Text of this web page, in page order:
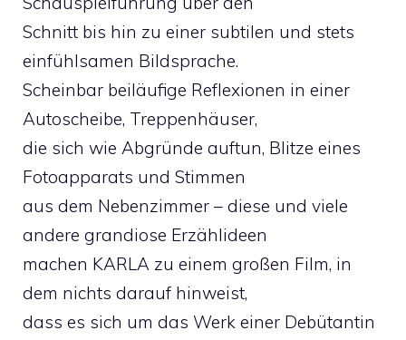
Schnitt bis hin zu einer subtilen und stets
einfühlsamen Bildsprache.
Scheinbar beiläufige Reflexionen in einer
Autoscheibe, Treppenhäuser,
die sich wie Abgründe auftun, Blitze eines
Fotoapparats und Stimmen
aus dem Nebenzimmer – diese und viele
andere grandiose Erzählideen
machen KARLA zu einem großen Film, in
dem nichts darauf hinweist,
dass es sich um das Werk einer Debütantin